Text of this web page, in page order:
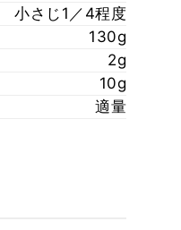
小さじ1／4程度
130g
2g
10g
適量